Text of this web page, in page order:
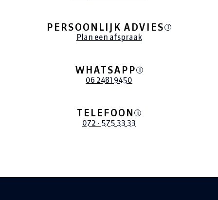
PERSOONLIJK ADVIES i
Plan een afspraak
WHATSAPP i
06 2481 9450
TELEFOON i
072 - 575 33 33